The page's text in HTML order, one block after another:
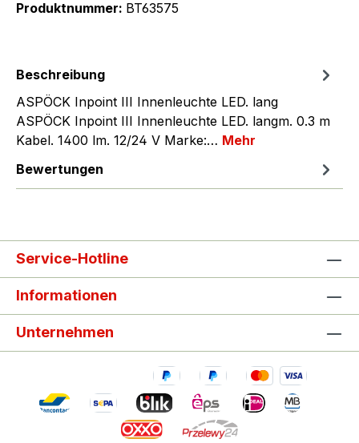
Produktnummer: BT63575
Beschreibung
ASPÖCK Inpoint III Innenleuchte LED. lang
ASPÖCK Inpoint III Innenleuchte LED. langm. 0.3 m
Kabel. 1400 lm. 12/24 V Marke:… Mehr
Bewertungen
Service-Hotline
Informationen
Unternehmen